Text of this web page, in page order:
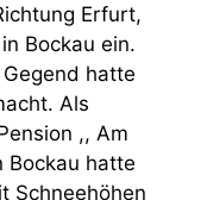
Erfurt,
Bockau ein.
hatte
Als
,, Am
Bockau hatte
Schneehöhen